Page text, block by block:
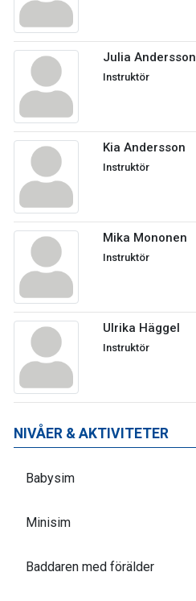
Julia Andersson
Instruktör
Kia Andersson
Instruktör
Mika Mononen
Instruktör
Ulrika Häggel
Instruktör
NIVÅER & AKTIVITETER
Babysim
Minisim
Baddaren med förälder